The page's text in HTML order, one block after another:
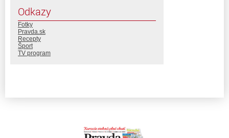
Odkazy
Fotky
Pravda.sk
Recepty
Šport
TV program